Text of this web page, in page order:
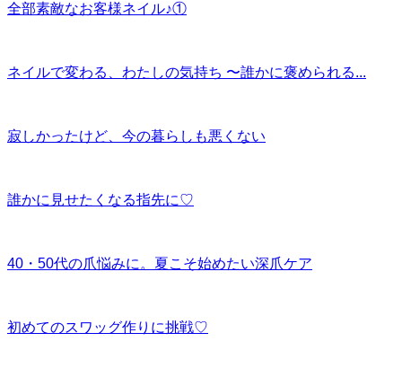
全部素敵なお客様ネイル♪①
ネイルで変わる、わたしの気持ち 〜誰かに褒められる...
寂しかったけど、今の暮らしも悪くない
誰かに見せたくなる指先に♡
40・50代の爪悩みに。夏こそ始めたい深爪ケア
初めてのスワッグ作りに挑戦♡